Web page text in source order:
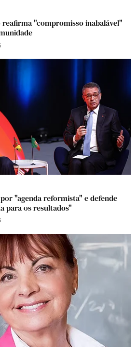
reafirma "compromisso inabalável"
"agenda reformista" e defende
para os resultados"